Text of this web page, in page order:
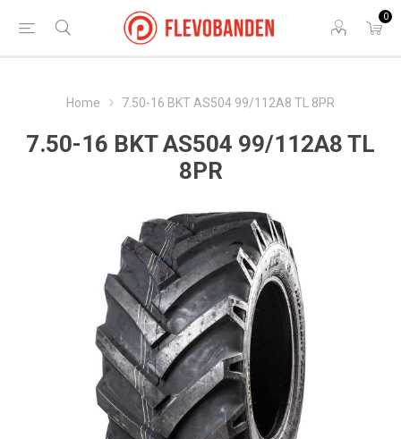
0
Home 7.50-16 BKT AS504 99/112A8 TL 8PR
7.50-16 BKT AS504 99/112A8 TL
8PR